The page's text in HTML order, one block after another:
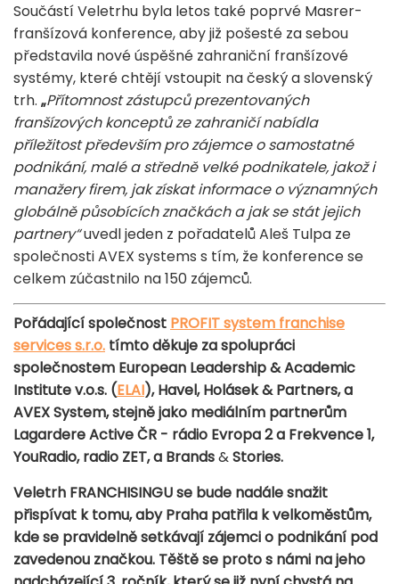
Součástí Veletrhu byla letos také poprvé Masrer-
franšízová konference, aby již pošesté za sebou
představila nové úspěšné zahraniční franšízové
systémy, které chtějí vstoupit na český a slovenský
trh. „Přítomnost zástupců prezentovaných
franšízových konceptů ze zahraničí nabídla
příležitost především pro zájemce o samostatné
podnikání, malé a středně velké podnikatele, jakož i
manažery firem, jak získat informace o významných
globálně působících značkách a jak se stát jejich
partnery“uvedl jeden z pořadatelů Aleš Tulpa ze
společnosti AVEX systems s tím, že konference se
celkem zúčastnilo na 150 zájemců.
Pořádající společnost PROFIT system franchise
services s.r.o. tímto děkuje za spolupráci
společnostem European Leadership & Academic
Institute v.o.s. (ELAI), Havel, Holásek & Partners​, a
AVEX System, stejně jako mediálním partnerům
Lagardere Active ČR - rádio Evropa 2 a Frekvence 1,
YouRadio, radio ZET, a Brands&Stories.
Veletrh FRANCHISINGU se bude nadále snažit
přispívat k tomu, aby Praha patřila k velkoměstům,
kde se pravidelně setkávají zájemci o podnikání pod
zavedenou značkou.​ Těště se proto s námi na jeho